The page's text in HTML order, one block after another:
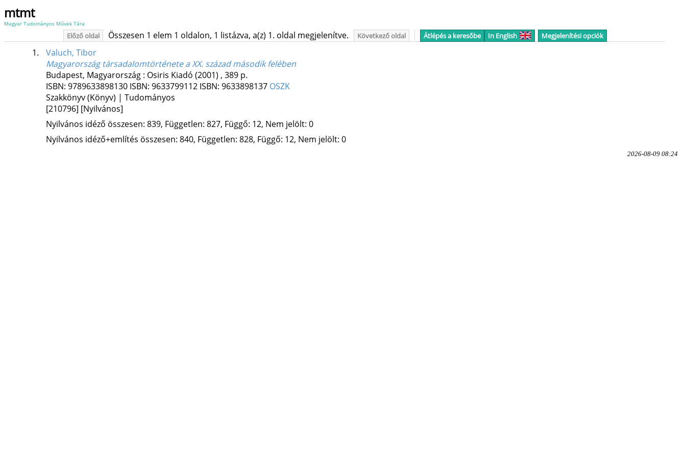
mtmt
Magyar Tudományos Művek Tára
Előző oldal Összesen 1 elem 1 oldalon, 1 listázva, a(z) 1. oldal megjelenítve. Következő oldal Átlépés a keresőbe In English Megjelenítési opciók
1.
Valuch, Tibor
Magyarország társadalomtörténete a XX. század második felében
Budapest, Magyarország : Osiris Kiadó (2001) , 389 p.
ISBN: 9789633898130 ISBN: 9633799112 ISBN: 9633898137 OSZK
Szakkönyv (Könyv) | Tudományos
[210796] [Nyilvános]
Nyilvános idéző összesen: 839, Független: 827, Függő: 12, Nem jelölt: 0
Nyilvános idéző+említés összesen: 840, Független: 828, Függő: 12, Nem jelölt: 0
2026-08-09 08:24